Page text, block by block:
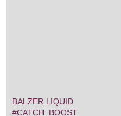
BALZER LIQUID
#CATCH_BOOST